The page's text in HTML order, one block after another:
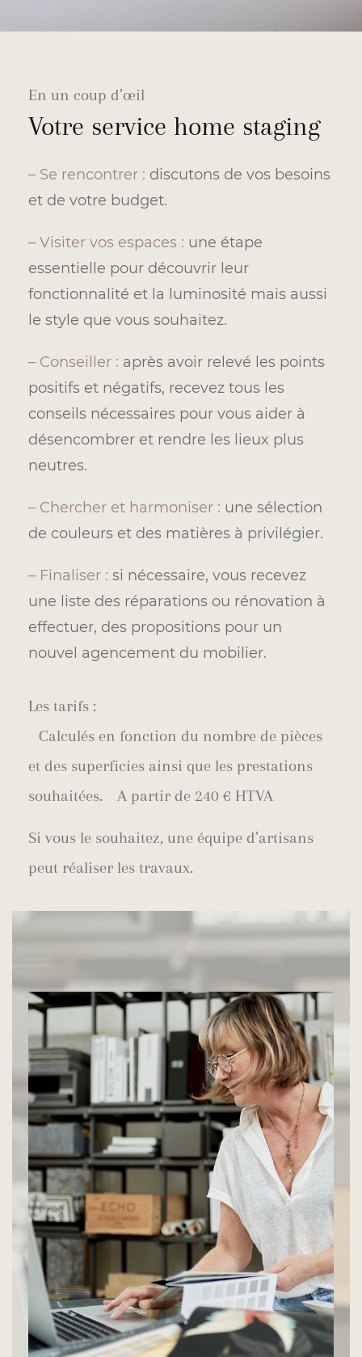
En un coup d’œil
Votre service home staging
– Se rencontrer : discutons de vos besoins
et de votre budget.
– Visiter vos espaces : une étape
essentielle pour découvrir leur
fonctionnalité et la luminosité mais aussi
le style que vous souhaitez.
– Conseiller : après avoir relevé les points
positifs et négatifs, recevez tous les
conseils nécessaires pour vous aider à
désencombrer et rendre les lieux plus
neutres.
– Chercher et harmoniser : une sélection
de couleurs et des matières à privilégier.
– Finaliser : si nécessaire, vous recevez
une liste des réparations ou rénovation à
effectuer, des propositions pour un
nouvel agencement du mobilier.
Les tarifs :
Calculés en fonction du nombre de pièces
et des superficies ainsi que les prestations
souhaitées. A partir de 240 € HTVA
Si vous le souhaitez, une équipe d’artisans
peut réaliser les travaux.